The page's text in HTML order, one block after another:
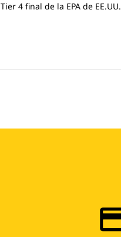
Tier 4 final de la EPA de EE.UU.